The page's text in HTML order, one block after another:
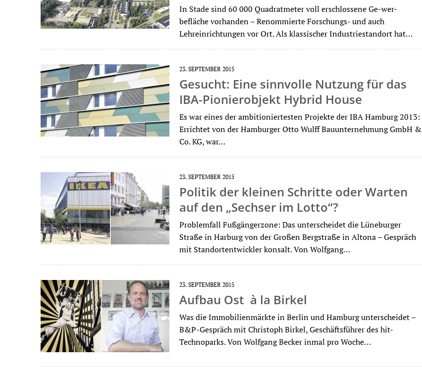
In Stade sind 60 000 Quadratmeter voll erschlossene Ge-wer-
befläche vorhanden – Renommierte Forschungs- und auch
Lehreinrichtungen vor Ort. Als klassischer Industriestandort hat…
23. SEPTEMBER 2015
Gesucht: Eine sinnvolle Nutzung für das
IBA-Pionierobjekt Hybrid House
Es war eines der ambitioniertesten Projekte der IBA Hamburg 2013:
Errichtet von der Hamburger Otto Wulff Bauunternehmung GmbH &
Co. KG, war…
23. SEPTEMBER 2015
Politik der kleinen Schritte oder Warten
auf den „Sechser im Lotto“?
Problemfall Fußgängerzone: Das unterscheidet die Lüneburger
Straße in Harburg von der Großen Bergstraße in Altona – Gespräch
mit Standortentwickler konsalt. Von Wolfgang…
23. SEPTEMBER 2015
Aufbau Ost à la Birkel
Was die Immobilienmärkte in Berlin und Hamburg unterscheidet –
B&P-Gespräch mit Christoph Birkel, Geschäftsführer des hit-
Technoparks. Von Wolfgang Becker inmal pro Woche…